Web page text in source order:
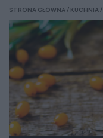
STRONA GŁÓWNA KUCHNIA